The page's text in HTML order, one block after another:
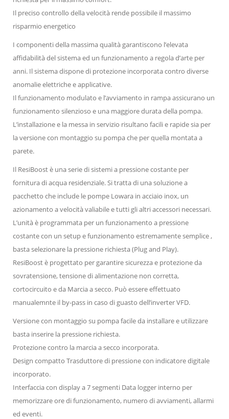
Il preciso controllo della velocità rende possibile il massimo
risparmio energetico
I componenti della massima qualità garantiscono l’elevata
affidabilità del sistema ed un funzionamento a regola d’arte per
anni. Il sistema dispone di protezione incorporata contro diverse
anomalie elettriche e applicative.
Il funzionamento modulato e l’avviamento in rampa assicurano un
funzionamento silenzioso e una maggiore durata della pompa.
L’installazione e la messa in servizio risultano facili e rapide sia per
la versione con montaggio su pompa che per quella montata a
parete.
Il ResiBoost è una serie di sistemi a pressione costante per
fornitura di acqua residenziale. Si tratta di una soluzione a
pacchetto che include le pompe Lowara in acciaio inox, un
azionamento a velocità valiabile e tutti gli altri accessori necessari.
L’unità è programmata per un funzionamento a pressione
costante con un setup e funzionamento estremamente semplice ,
basta selezionare la pressione richiesta (Plug and Play).
ResiBoost è progettato per garantire sicurezza e protezione da
sovratensione, tensione di alimentazione non corretta,
cortocircuito e da Marcia a secco. Può essere effettuato
manualemnte il by-pass in caso di guasto dell’inverter VFD.
Versione con montaggio su pompa facile da installare e utilizzare
basta inserire la pressione richiesta.
Protezione contro la marcia a secco incorporata.
Design compatto Trasduttore di pressione con indicatore digitale
incorporato.
Interfaccia con display a 7 segmenti Data logger interno per
memorizzare ore di funzionamento, numero di avviamenti, allarmi
ed eventi.